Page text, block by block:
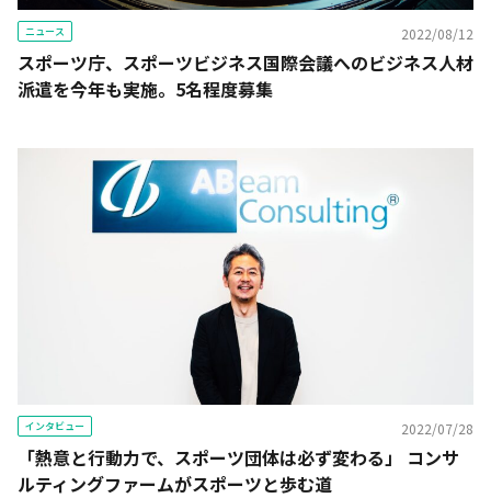
ニュース 2022/08/12
スポーツ庁、スポーツビジネス国際会議へのビジネス人材
派遣を今年も実施。5名程度募集
インタビュー 2022/07/28
「熱意と行動力で、スポーツ団体は必ず変わる」 コンサ
ルティングファームがスポーツと歩む道